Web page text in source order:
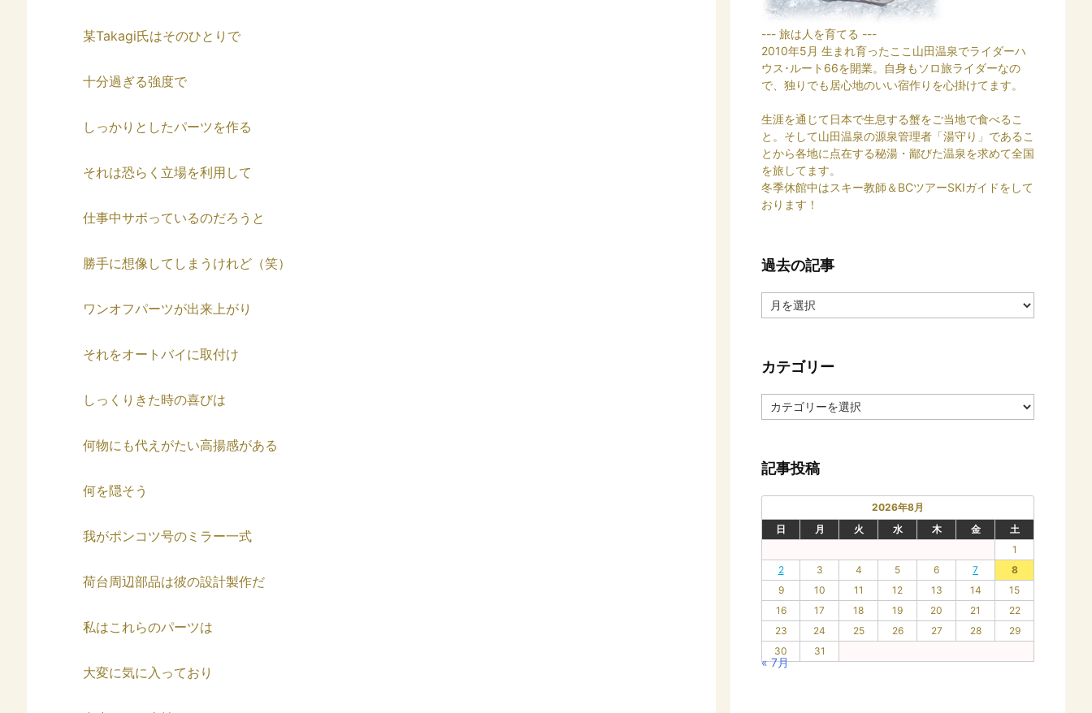
某Takagi氏はそのひとりで
十分過ぎる強度で
しっかりとしたパーツを作る
それは恐らく立場を利用して
仕事中サボっているのだろうと
勝手に想像してしまうけれど（笑）
ワンオフパーツが出来上がり
それをオートバイに取付け
しっくりきた時の喜びは
何物にも代えがたい高揚感がある
何を隠そう
我がポンコツ号のミラー一式
荷台周辺部品は彼の設計製作だ
私はこれらのパーツは
大変に気に入っており
--- 旅は人を育てる ---
2010年5月 生まれ育ったここ山田温泉でライダーハ
ウス･ルート66を開業。自身もソロ旅ライダーなの
で、独りでも居心地のいい宿作りを心掛けてます。
生涯を通じて日本で生息する蟹をご当地で食べるこ
と。そして山田温泉の源泉管理者「湯守り」であるこ
とから各地に点在する秘湯・鄙びた温泉を求めて全国
を旅してます。
冬季休館中はスキー教師＆BCツアーSKIガイドをして
おります！
過去の記事
去
事
カテゴリー
カ
テ
ー
記事投稿
2026年8月
日
月 火 水 木 金
土
1
2
3 4 5 6 7
8
9
10 11 12 13 14
15
16
17 18 19 20 21
22
23
24 25 26 27 28
29
30
31
« 7月